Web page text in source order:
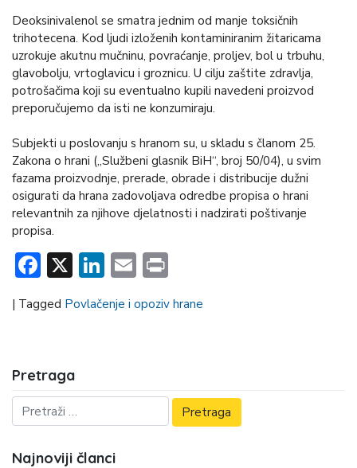
Deoksinivalenol se smatra jednim od manje toksičnih
trihotecena. Kod ljudi izloženih kontaminiranim žitaricama
uzrokuje akutnu mučninu, povraćanje, proljev, bol u trbuhu,
glavobolju, vrtoglavicu i groznicu. U cilju zaštite zdravlja,
potrošačima koji su eventualno kupili navedeni proizvod
preporučujemo da isti ne konzumiraju.
Subjekti u poslovanju s hranom su, u skladu s članom 25.
Zakona o hrani („Službeni glasnik BiH“, broj 50/04), u svim
fazama proizvodnje, prerade, obrade i distribucije dužni
osigurati da hrana zadovoljava odredbe propisa o hrani
relevantnih za njihove djelatnosti i nadzirati poštivanje
propisa.
Facebook
X LinkedIn
Email
| Tagged Povlačenje i opoziv hrane
Pretraga
Najnoviji članci